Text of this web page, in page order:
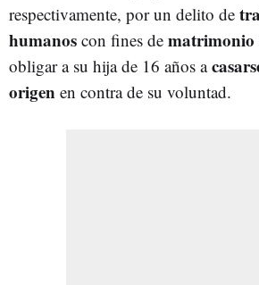
respectivamente, por un delito de
humanos con fines de matrimonio
obligar a su hija de 16 años a
origen en contra de su voluntad.